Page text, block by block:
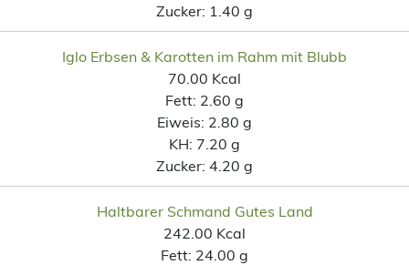
Zucker: 1.40 g
Iglo Erbsen & Karotten im Rahm mit Blubb
70.00 Kcal
Fett: 2.60 g
Eiweis: 2.80 g
KH: 7.20 g
Zucker: 4.20 g
Haltbarer Schmand Gutes Land
242.00 Kcal
Fett: 24.00 g